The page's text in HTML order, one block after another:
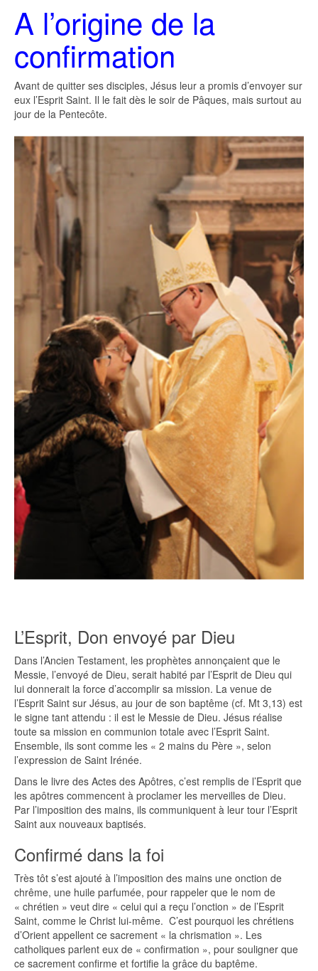
A l’origine de la
confirmation
Avant de quitter ses disciples, Jésus leur a promis d’envoyer sur
eux l’Esprit Saint. Il le fait dès le soir de Pâques, mais surtout au
jour de la Pentecôte.
L’Esprit, Don envoyé par Dieu
Dans l’Ancien Testament, les prophètes annonçaient que le
Messie, l’envoyé de Dieu, serait habité par l’Esprit de Dieu qui
lui donnerait la force d’accomplir sa mission. La venue de
l’Esprit Saint sur Jésus, au jour de son baptême (cf. Mt 3,13) est
le signe tant attendu : il est le Messie de Dieu. Jésus réalise
toute sa mission en communion totale avec l’Esprit Saint.
Ensemble, ils sont comme les « 2 mains du Père », selon
l’expression de Saint Irénée.
Dans le livre des Actes des Apôtres, c’est remplis de l’Esprit que
les apôtres commencent à proclamer les merveilles de Dieu.
Par l’imposition des mains, ils communiquent à leur tour l’Esprit
Saint aux nouveaux baptisés.
Confirmé dans la foi
Très tôt s’est ajouté à l’imposition des mains une onction de
chrême, une huile parfumée, pour rappeler que le nom de
« chrétien » veut dire « celui qui a reçu l’onction » de l’Esprit
Saint, comme le Christ lui-même. C’est pourquoi les chrétiens
d’Orient appellent ce sacrement « la chrismation ». Les
catholiques parlent eux de « confirmation », pour souligner que
ce sacrement confirme et fortifie la grâce du baptême.